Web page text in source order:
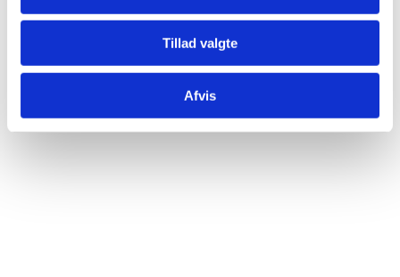
Tillad valgte
Afvis